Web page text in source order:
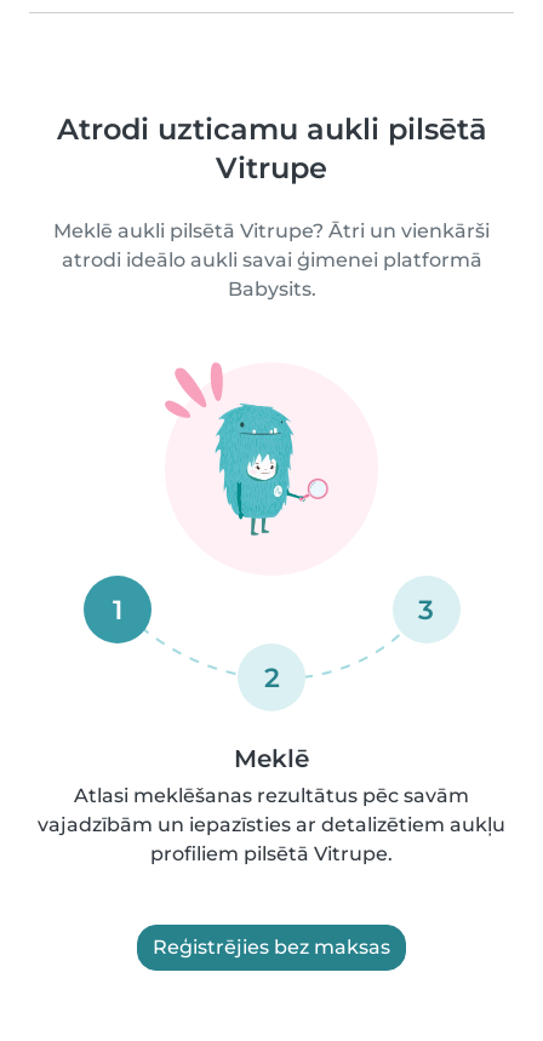
Atrodi uzticamu aukli pilsētā
Vitrupe
Meklē aukli pilsētā Vitrupe? Ātri un vienkārši
atrodi ideālo aukli savai ģimenei platformā
Babysits.
1
2
3
Meklē
Atlasi meklēšanas rezultātus pēc savām
vajadzībām un iepazīsties ar detalizētiem aukļu
profiliem pilsētā Vitrupe.
Reģistrējies bez maksas